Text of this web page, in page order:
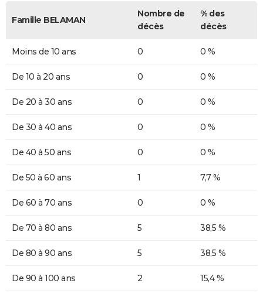
Famille BELAMAN
Nombre de
décès
% des
décès
Moins de 10 ans 0 0 %
De 10 à 20 ans 0 0 %
De 20 à 30 ans 0 0 %
De 30 à 40 ans 0 0 %
De 40 à 50 ans 0 0 %
De 50 à 60 ans 1 7,7 %
De 60 à 70 ans 0 0 %
De 70 à 80 ans 5 38,5 %
De 80 à 90 ans 5 38,5 %
De 90 à 100 ans 2 15,4 %